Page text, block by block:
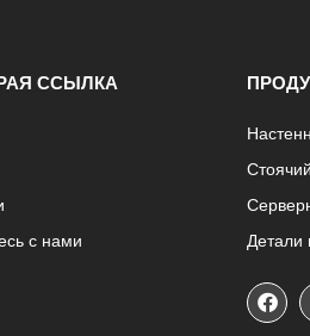
ССЫЛКА
с нами